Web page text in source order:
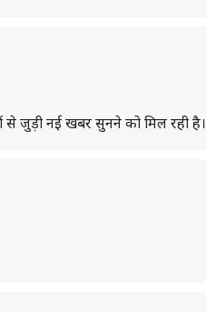
से जुड़ी नई खबर सुनने को मिल रही है।